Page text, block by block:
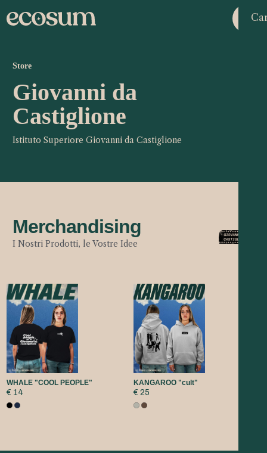
Store
Giovanni da
Castiglione
Istituto Superiore Giovanni da Castiglione
Merchandising
I Nostri Prodotti, le Vostre Idee
WHALE "COOL PEOPLE"
€ 14
KANGAROO "cult"
€ 25